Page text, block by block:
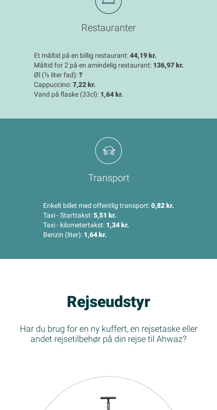
Restauranter
Et måltid på en billig restaurant:44,19 kr.
Måltid for 2 på en amindelig restaurant: 136,97 kr.
Øl (½ liter fad):?
Cappuccino:7,22 kr.
Vand på flaske (33cl): 1,64 kr.
Transport
Enkelt billet med offentlig transport:0,82 kr.
Taxi - Starttakst:5,51 kr.
Taxi - kilometertakst: 1,34 kr.
Benzin (liter): 1,64 kr.
Rejseudstyr
Har du brug for en ny kuffert, en rejsetaske eller
andet rejsetilbehør på din rejse til Ahwaz?